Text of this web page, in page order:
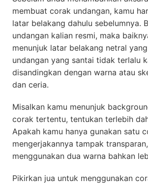
membuat corak undangan, kamu
latar belakang dahulu sebelumnya.
undangan kalian resmi, maka
menunjuk latar belakang netral
undangan yang santai tidak terlalu
disandingkan dengan warna atau
dan ceria.
Misalkan kamu menunjuk
corak tertentu, tentukan terlebih
Apakah kamu hanya gunakan satu
mengerjakannya tampak
menggunakan dua warna bahkan
Pikirkan jua untuk menggunakan